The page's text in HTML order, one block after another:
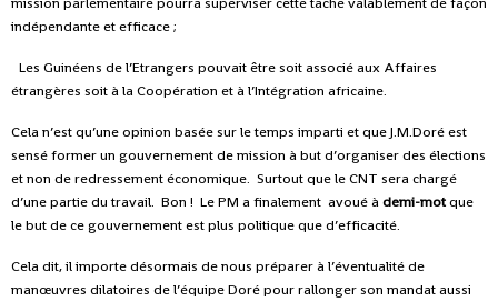
indépendante et efficace ;
Les Guinéens de l’Etrangers pouvait être soit associé aux Affaires
étrangères soit à la Coopération et à l’Intégration africaine.
Cela n’est qu’une opinion basée sur le temps imparti et que J.M.Doré est
sensé former un gouvernement de mission à but d’organiser des élections
et non de redressement économique. Surtout que le CNT sera chargé
d’une partie du travail. Bon ! Le PM a finalement avoué à demi-motque
le but de ce gouvernement est plus politique que d’efficacité.
Cela dit, il importe désormais de nous préparer à l’éventualité de
manœuvres dilatoires de l’équipe Doré pour rallonger son mandat aussi